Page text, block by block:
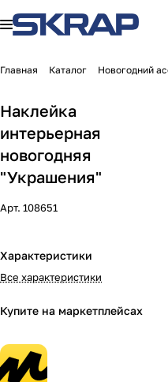
Главная Каталог Новогодний
Наклейка
интерьерная
новогодняя
"Украшения"
Арт. 108651
Характеристики
Все характеристики
Купите на маркетплейсах